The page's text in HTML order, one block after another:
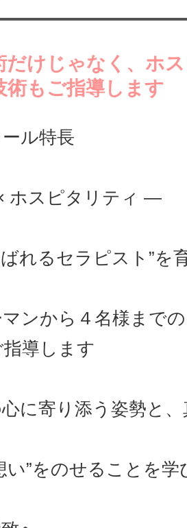
だけじゃなく、ホ
術もご指導します
ル特長
ホスピタリティ ―
れるセラピスト”を
マンから４名様まで
導します
に寄り添う姿勢と
”をのせることを学